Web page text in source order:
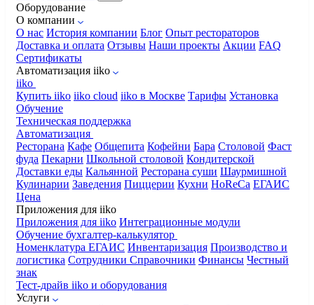
Оборудование
О компании
О нас История компании Блог Опыт рестораторов
Доставка и оплата Отзывы Наши проекты Акции FAQ
Сертификаты
Автоматизация iiko
iiko
Купить iiko iiko cloud iiko в Москве Тарифы Установка
Обучение
Техническая поддержка
Автоматизация
Ресторана Кафе Общепита Кофейни Бара Столовой Фаст
фуда Пекарни Школьной столовой Кондитерской
Доставки еды Кальянной Ресторана суши Шаурмишной
Кулинарии Заведения Пиццерии Кухни HoReCa ЕГАИС
Цена
Приложения для iiko
Приложения для iiko Интеграционные модули
Обучение бухгалтер-калькулятор
Номенклатура ЕГАИС Инвентаризация Производство и
логистика Сотрудники Справочники Финансы Честный
знак
Тест-драйв iiko и оборудования
Услуги